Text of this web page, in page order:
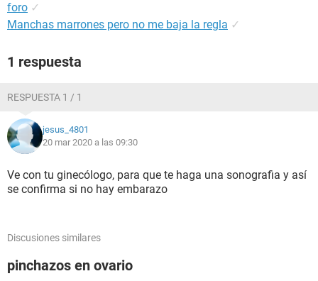
foro ✓
Manchas marrones pero no me baja la regla ✓
1 respuesta
RESPUESTA 1 / 1
jesus_4801
20 mar 2020 a las 09:30
Ve con tu ginecólogo, para que te haga una sonografia y así
se confirma si no hay embarazo
Discusiones similares
pinchazos en ovario